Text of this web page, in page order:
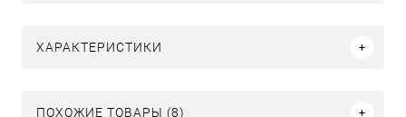
ХАРАКТЕРИСТИКИ
ПОХОЖИЕ ТОВАРЫ (8)